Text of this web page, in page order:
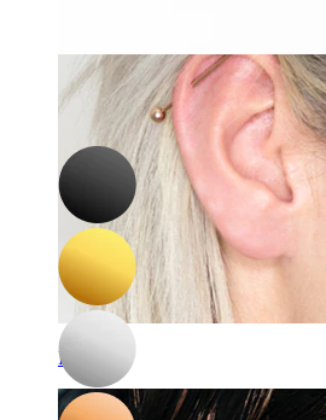
Industrial
-15%
Bodymod Trend
Ferro di cavallo con filettatura
7,57 €
8,90 €